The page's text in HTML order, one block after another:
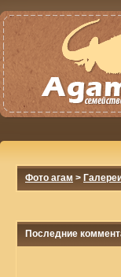
Фото агам >
Последние